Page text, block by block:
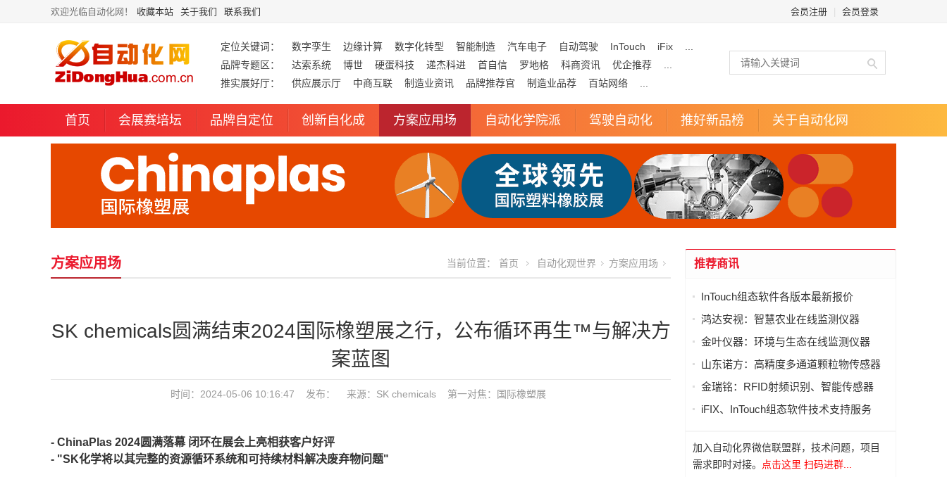
欢迎光临自动化网！ 收藏本站 关于我们 联系我们 会员注册 会员登录
定位关键词： 数字孪生 边缘计算 数字化转型 智能制造 汽车电子 自动驾驶 InTouch iFix
品牌专题区：
达索系统 博世 硬蛋科技 递杰科进 首自信 罗地格 科商资讯 优企推荐
推实展好厅：
供应展示厅 中商互联 制造业资讯 品牌推荐官 制造业品荐 百站网络
首页 会展赛培坛 品牌自定位 创新自化成 方案应用场 自动化学院派 驾驶自动化 推好新品榜 关于自动化网
方案应用场 当前位置： 首页 自动化观世界 方案应用场
SK chemicals圆满结束2024国际橡塑展之行，公布循环再生™与解决方
案蓝图
时间：2024-05-06 10:16:47 发布： 来源：SK chemicals 第一对焦： 国际橡塑展
- ChinaPlas 2024圆满落幕 闭环在展会上亮相获客户好评
- "SK化学将以其完整的资源循环系统和可持续材料解决废弃物问题"
推荐商讯
InTouch组态软件各版本最新报价
鸿达安视：智慧农业在线监测仪器
金叶仪器：环境与生态在线监测仪器
山东诺方：高精度多通道颗粒物传感器
金瑞铭：RFID射频识别、智能传感器
iFIX、InTouch组态软件技术支持服务
加入自动化界微信联盟群，技术问题，项目
需求即时对接。
点击这里 扫码进群...